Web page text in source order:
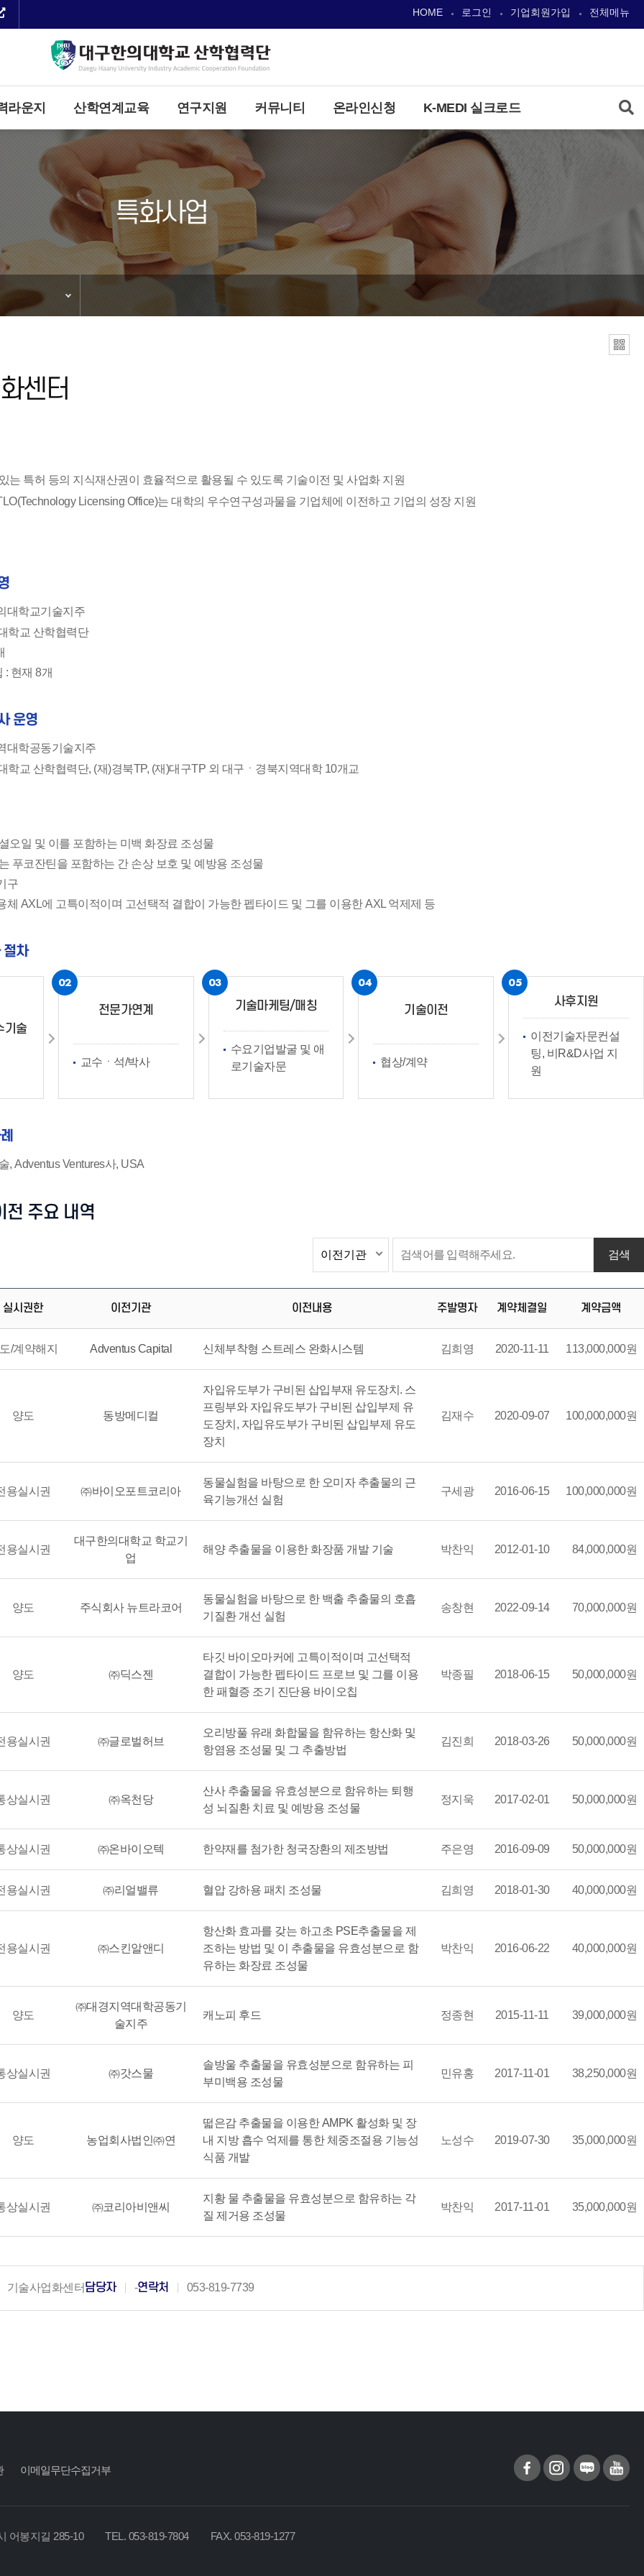
HOME 로그인 기업회원가입 전체메뉴
라운지 산학연계교육 연구지원 커뮤니티 온라인신청 K-MEDI 실크로드
특화사업
센터
는 특허 등의 지식재산권이 효율적으로 활용될 수 있도록 기술이전 및 사업화 지원
Licensing Office)는 대학의 우수연구성과물을 기업체에 이전하고 기업의 성장 지원
대학교기술지주
학교 산학협력단
: 현재 8개
운영
대학공동기술지주
학교 산학협력단, (재)경북TP, (재)대구TP 외 대구ㆍ경북지역대학 10개교
오일 및 이를 포함하는 미백 화장료 조성물
푸코잔틴을 포함하는 간 손상 보호 및 예방용 조성물
구
체 AXL에 고특이적이며 고선택적 결합이 가능한 펩타이드 및 그를 이용한 AXL 억제제 등
차
기술
02
전문가연계
교수ㆍ석/박사
03
기술마케팅/매칭
수요기업발굴 및 애
로기술자문
04
기술이전
협상/계약
05
사후지원
이전기술자문컨설
팅, 비R&D사업 지
원
, Adventus Ventures사, USA
전 주요 내역
실시권한 이전기관 이전내용 주발명자 계약체결일 계약금액
/계약해지 Adventus Capital 신체부착형 스트레스 완화시스템 김희영 2020-11-11 113,000,000원
양도 동방메디컬
자입유도부가 구비된 삽입부재 유도장치. 스
프링부와 자입유도부가 구비된 삽입부제 유
도장치, 자입유도부가 구비된 삽입부제 유도
장치
김재수 2020-09-07 100,000,000원
용실시권 ㈜바이오포트코리아
동물실험을 바탕으로 한 오미자 추출물의 근
육기능개선 실험
구세광 2016-06-15 100,000,000원
용실시권
대구한의대학교 학교기
업
해양 추출물을 이용한 화장품 개발 기술 박찬익 2012-01-10 84,000,000원
양도 주식회사 뉴트라코어
동물실험을 바탕으로 한 백출 추출물의 호흡
기질환 개선 실험
송창현 2022-09-14 70,000,000원
양도 ㈜딕스젠
타깃 바이오마커에 고특이적이며 고선택적
결합이 가능한 펩타이드 프로브 및 그를 이용
한 패혈증 조기 진단용 바이오칩
박종필 2018-06-15 50,000,000원
용실시권 ㈜글로벌허브
오리방풀 유래 화합물을 함유하는 항산화 및
항염용 조성물 및 그 추출방법
김진희 2018-03-26 50,000,000원
상실시권 ㈜옥천당
산사 추출물을 유효성분으로 함유하는 퇴행
성 뇌질환 치료 및 예방용 조성물
정지욱 2017-02-01 50,000,000원
상실시권 ㈜온바이오텍 한약재를 첨가한 청국장환의 제조방법 주은영 2016-09-09 50,000,000원
용실시권 ㈜리얼밸류 혈압 강하용 패치 조성물 김희영 2018-01-30 40,000,000원
용실시권 ㈜스킨알앤디
항산화 효과를 갖는 하고초 PSE추출물을 제
조하는 방법 및 이 추출물을 유효성분으로 함
유하는 화장료 조성물
박찬익 2016-06-22 40,000,000원
양도
㈜대경지역대학공동기
술지주
캐노피 후드 정종현 2015-11-11 39,000,000원
상실시권 ㈜갓스물
솔방울 추출물을 유효성분으로 함유하는 피
부미백용 조성물
민유홍 2017-11-01 38,250,000원
양도 농업회사법인㈜연
떫은감 추출물을 이용한 AMPK 활성화 및 장
내 지방 흡수 억제를 통한 체중조절용 기능성
식품 개발
노성수 2019-07-30 35,000,000원
상실시권 ㈜코리아비앤씨
지황 물 추출물을 유효성분으로 함유하는 각
질 제거용 조성물
박찬익 2017-11-01 35,000,000원
기술사업화센터담당자 -연락처 053-819-7739
이메일무단수집거부
어봉지길 285-10 TEL. 053-819-7804
FAX. 053-819-1277